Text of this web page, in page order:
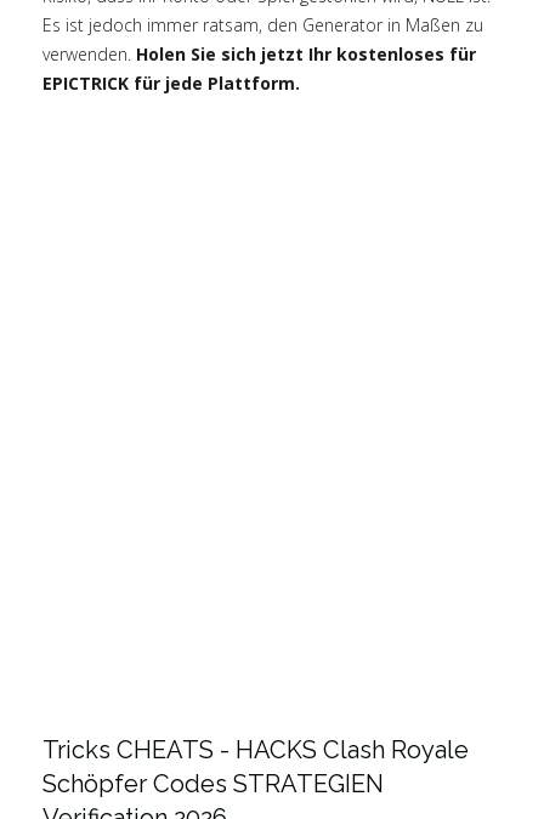
Es ist jedoch immer ratsam, den Generator in Maßen zu
verwenden. Holen Sie sich jetzt Ihr kostenloses für
EPICTRICK für jede Plattform.
Tricks CHEATS - HACKS Clash Royale
Schöpfer Codes STRATEGIEN